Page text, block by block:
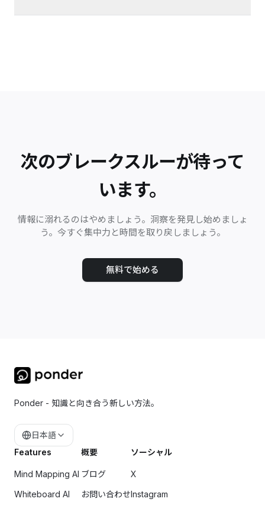
次のブレークスルーが待って
います。
情報に溺れるのはやめましょう。洞察を発見し始めましょ
う。今すぐ集中力と時間を取り戻しましょう。
無料で始める
Ponder - 知識と向き合う新しい方法。
日本語
Features
Mind Mapping AI
Whiteboard AI
概要
ブログ
お問い合わせ
ソーシャル
X
Instagram